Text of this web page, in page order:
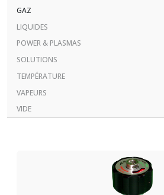
GAZ
LIQUIDES
POWER & PLASMAS
SOLUTIONS
TEMPÉRATURE
VAPEURS
VIDE